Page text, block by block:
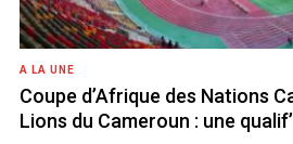
A LA UNE
Coupe d’Afrique des Nations
Lions du Cameroun : une